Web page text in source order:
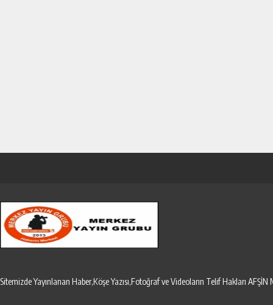
Sitemizde Yayınlanan Haber,Köşe Yazısı,Fotoğraf ve Videoların Telif Hakları